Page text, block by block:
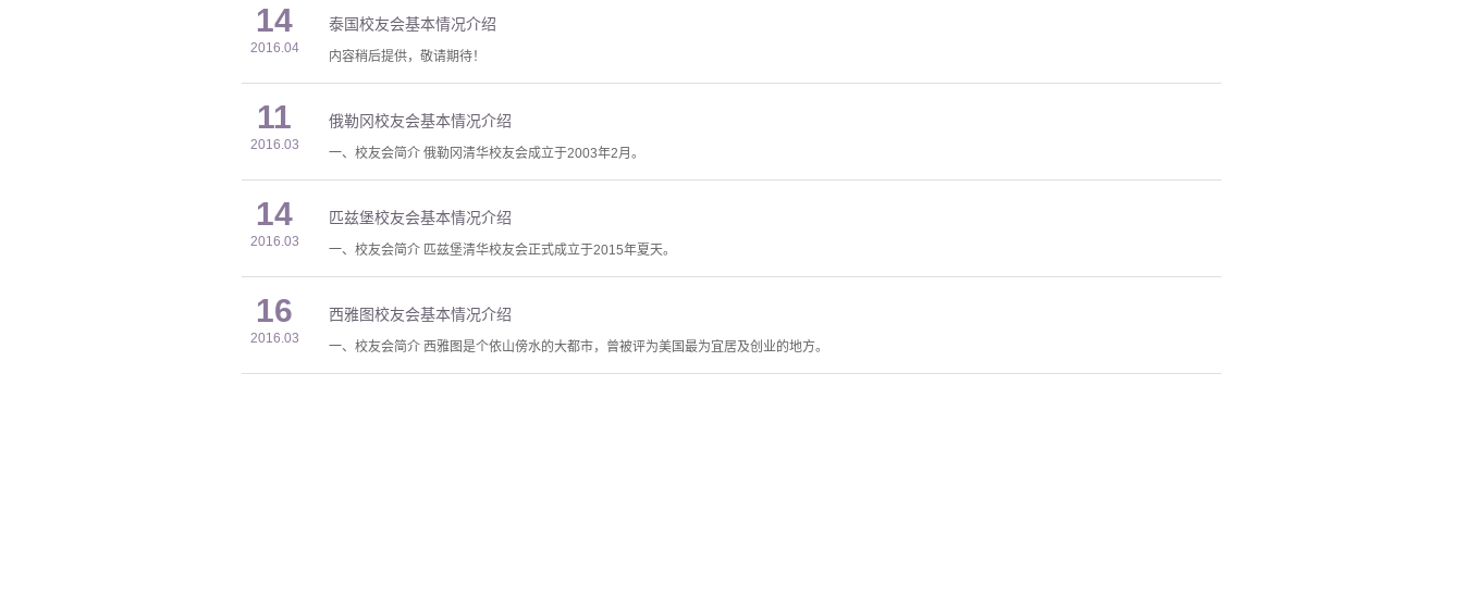
14
2016.04
泰国校友会基本情况介绍
内容稍后提供，敬请期待！
11
2016.03
俄勒冈校友会基本情况介绍
一、校友会简介 俄勒冈清华校友会成立于2003年2月。
14
2016.03
匹兹堡校友会基本情况介绍
一、校友会简介 匹兹堡清华校友会正式成立于2015年夏天。
16
2016.03
西雅图校友会基本情况介绍
一、校友会简介 西雅图是个依山傍水的大都市，曾被评为美国最为宜居及创业的地方。